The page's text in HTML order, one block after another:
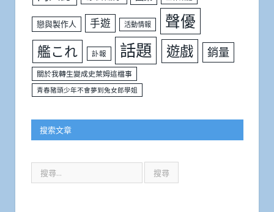
戀與製作人 手遊 活動情報 聲優
艦これ 訃報 話題 遊戲 銷量
關於我轉生變成史萊姆這檔事
青春豬頭少年不會夢到兔女郎學姐
搜索文章